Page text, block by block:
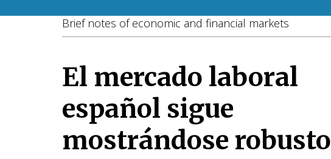
Brief notes of economic and financial markets
El mercado laboral
español sigue
mostrándose robusto